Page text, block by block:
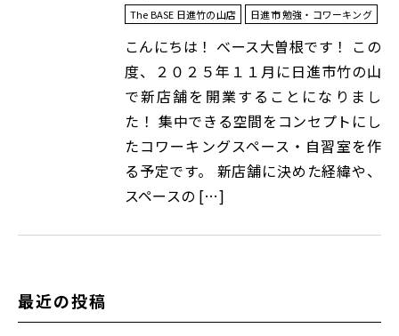
The BASE 日進竹の山店 日進市 勉強・コワーキング
こんにちは！ べース大曽根です！ この
度、２０２５年１１月に日進市竹の山
で新店舗を開業することになりまし
た！ 集中できる空間をコンセプトにし
たコワーキングスペース・自習室を作
る予定です。 新店舗に決めた経緯や、
スペースの […]
最近の投稿